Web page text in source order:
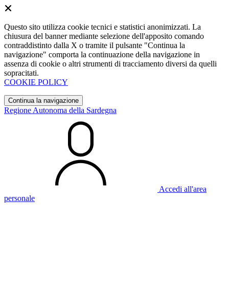
Questo sito utilizza cookie tecnici e statistici anonimizzati. La
chiusura del banner mediante selezione dell'apposito comando
contraddistinto dalla X o tramite il pulsante "Continua la
navigazione" comporta la continuazione della navigazione in
assenza di cookie o altri strumenti di tracciamento diversi da quelli
sopracitati.
COOKIE POLICY
Continua la navigazione
Regione Autonoma della Sardegna
Accedi all'area
personale